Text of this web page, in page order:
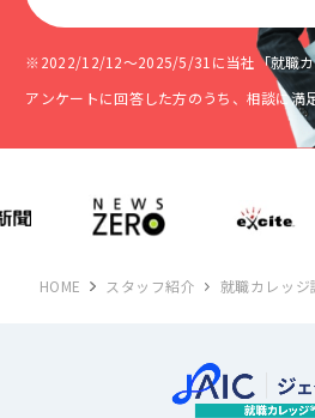
※2022/12/12～2025/5/31に当社「就職カ
アンケートに回答した方のうち、相談に満
HOME スタッフ紹介 就職カレッ